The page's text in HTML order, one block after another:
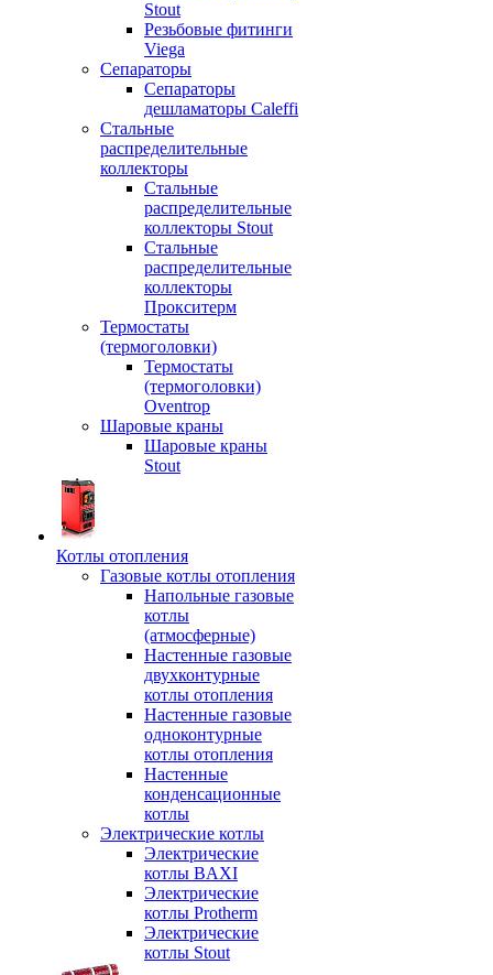
Stout
Резьбовые фитинги
Viega
Сепараторы
Сепараторы
дешламаторы Caleffi
Стальные
распределительные
коллекторы
Стальные
распределительные
коллекторы Stout
Стальные
распределительные
коллекторы
Прокситерм
Термостаты
(термоголовки)
Термостаты
(термоголовки)
Oventrop
Шаровые краны
Шаровые краны
Stout
Котлы отопления
Газовые котлы отопления
Напольные газовые
котлы
(атмосферные)
Настенные газовые
двухконтурные
котлы отопления
Настенные газовые
одноконтурные
котлы отопления
Настенные
конденсационные
котлы
Электрические котлы
Электрические
котлы BAXI
Электрические
котлы Protherm
Электрические
котлы Stout